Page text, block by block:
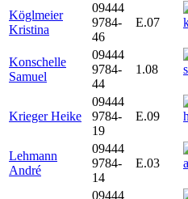
Köglmeier
Kristina
09444
9784-
46
E.07
Konschelle
Samuel
09444
9784-
44
1.08
Krieger Heike
09444
9784-
19
E.09
Lehmann
André
09444
9784-
14
E.03
09444